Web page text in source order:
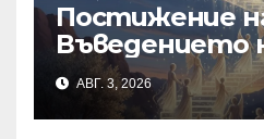
Постижение
Въведението
към
Основи
АВГ. 3, 2026